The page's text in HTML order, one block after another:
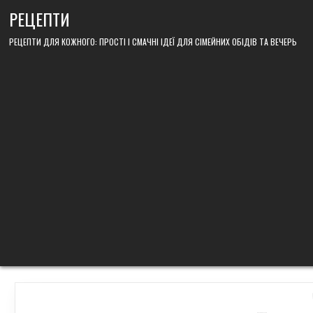
РЕЦЕПТИ
РЕЦЕПТИ ДЛЯ КОЖНОГО: ПРОСТІ І СМАЧНІ ІДЕЇ ДЛЯ СІМЕЙНИХ ОБІДІВ ТА ВЕЧЕРЬ